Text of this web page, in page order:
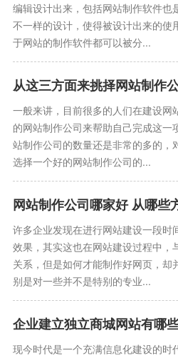
编辑设计出来，包括网站制作软件也
不一样的设计，使得被设计出来的使
于网站的制作软件都可以被分...
从这三方面来挑择网站制作
一般来讲，目前很多的人们在建设网
的网站制作公司来帮助自己完成这一
站制作公司的数量还是非常的多的，
选择一个好的网站制作公司的...
网站制作公司哪家好 从哪些
许多企业发现在进行网站建设一段时
效果，其实这也在网站建设过程中，
关系，但是如何才能制作好网页，却
别是对一些并不是特别的专业...
企业建立独立商城网站有哪
现今时代是一个充满信息化建设的时